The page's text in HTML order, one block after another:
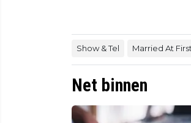
Show & Tel Married At
Net binnen